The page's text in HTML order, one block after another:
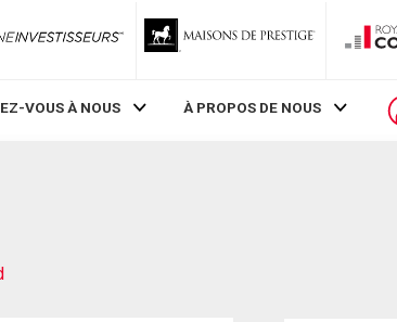
ZoneInvestisseurs RLP
VOUS À NOUS À PROPOS DE NOUS